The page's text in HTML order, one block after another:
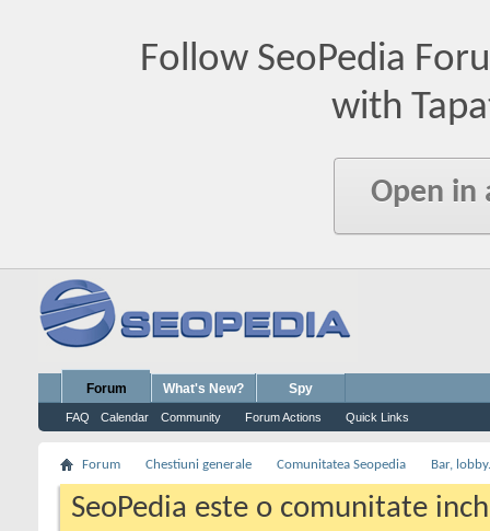
Follow SeoPedia
with
Open in
Forum
FAQ Calendar Community Forum Actions Quick Links
What's New? Spy
Forum Chestiuni generale Comunitatea Seopedia Bar,
SeoPedia este o comunitate